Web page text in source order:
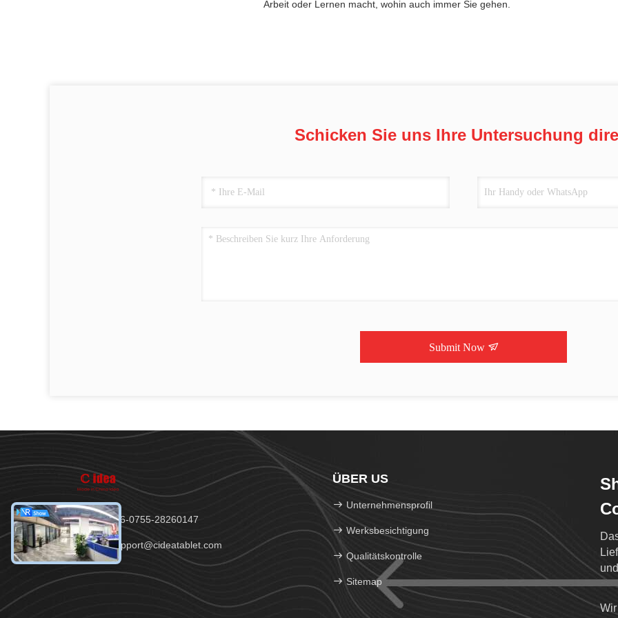
Arbeit oder Lernen macht, wohin auch immer Sie gehen.
Schicken Sie uns Ihre Untersuchung
Submit Now
Telefon：86-0755-28260147
E-Mail：support@cideatablet.com
ÜBER US
Unternehmensprofil
Werksbesichtigung
Qualitätskontrolle
Sitemap